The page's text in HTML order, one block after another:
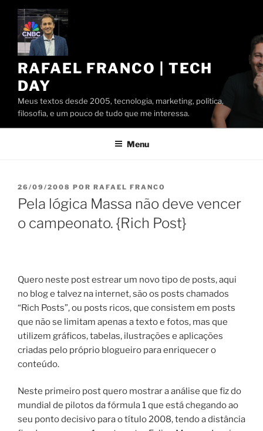
Pular
conteúdo
RAFAEL FRANCO | TECH
DAY
Meus textos desde 2005, tecnologia, marketing, política,
filosofia, e um pouco de tudo que me interessa.
Menu
PUBLICADO
EM
26/09/2008 POR RAFAEL FRANCO
Pela lógica Massa não deve vencer
o campeonato. {Rich Post}
Quero neste post estrear um novo tipo de posts, aqui
no blog e talvez na internet, são os posts chamados
“Rich Posts”, ou posts ricos, que consistem em posts
que não se limitam apenas a texto e fotos, mas que
utilizem gráficos, tabelas, ilustrações e aplicações
criadas pelo próprio blogueiro para enriquecer o
conteúdo.
Neste primeiro post quero mostrar a análise que fiz do
mundial de pilotos da fórmula 1 que está chegando ao
seu ponto decisivo para o título 2008, tendo a distância